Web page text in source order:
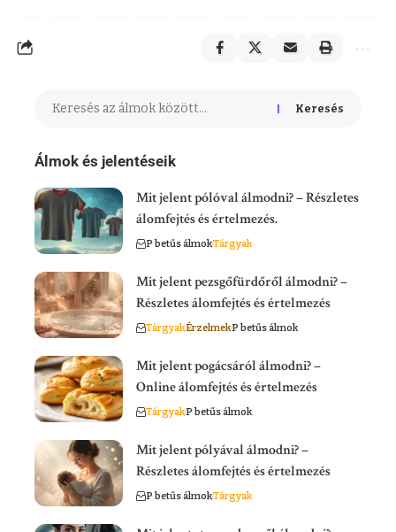
Keresés
Álmok és jelentéseik
Mit jelent pólóval álmodni? – Részletes
álomfejtés és értelmezés.
P betűs álmokTárgyak
Mit jelent pezsgőfürdőről álmodni? –
Részletes álomfejtés és értelmezés
TárgyakÉrzelmekP betűs álmok
Mit jelent pogácsáról álmodni? –
Online álomfejtés és értelmezés
TárgyakP betűs álmok
Mit jelent pólyával álmodni? –
Részletes álomfejtés és értelmezés
P betűs álmokTárgyak